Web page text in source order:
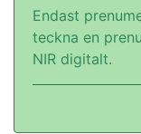
Endast
teckna en
NIR digitalt.